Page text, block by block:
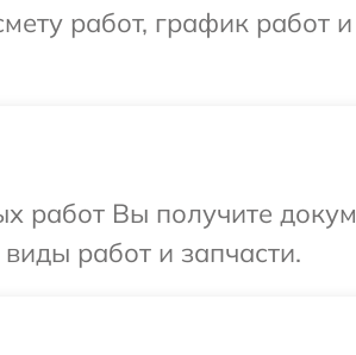
работ, график работ
работ Вы получите
работ и запчасти.